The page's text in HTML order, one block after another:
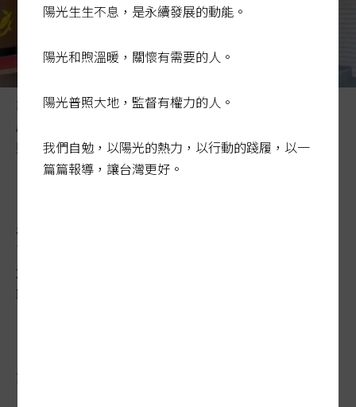
詐團成員分工細膩，目前警方大多只能抓到車手到機房等
層級，更高層的管理階層、幕後金主，常難以突破。資料
照片 記者王長鼎／翻攝
龍經營…高層難抓
2023-04-09 04:15:42
聯合報 / 記者李奕昕、蕭雅娟、廖炳棋／台北報導
詐團企業化「一條龍」經營，製造各組織及
陽光生生不息，是永續發展的動能。
陽光和煦溫暖，關懷有需要的人。
陽光普照大地，監督有權力的人。
我們自勉，以陽光的熱力，以行動的踐履，以一
篇篇報導，讓台灣更好。